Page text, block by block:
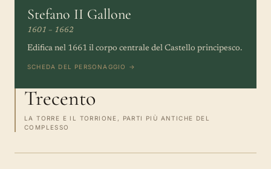
Stefano II Gallone
1601 – 1662
Edifica nel 1661 il corpo centrale del Castello principesco.
SCHEDA DEL PERSONAGGIO →
Trecento
LA TORRE E IL TORRIONE, PARTI PIÙ ANTICHE DEL
COMPLESSO